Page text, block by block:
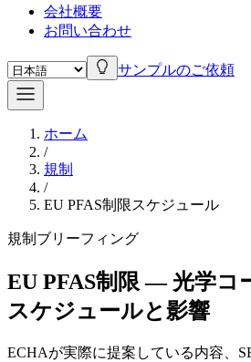
会社概要
お問い合わせ
サンプルのご依頼
ホーム
/
規制
/
EU PFAS制限スケジュール
規制ブリーフィング
EU PFAS制限 — 光学コ
スケジュールと影響
ECHAが実際に提案している内容、